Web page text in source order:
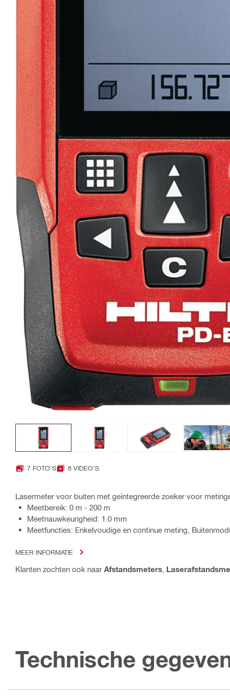
7 FOTO'S 8 VIDEO'S
Lasermeter voor buiten met geïntegreerde zoeker voor
Meetbereik: 0 m - 200 m
Meetnauwkeurigheid: 1.0 mm
Meetfuncties: Enkelvoudige en continue meting,
MEER INFORMATIE
Klanten zochten ook naar Afstandsmeters
Technische